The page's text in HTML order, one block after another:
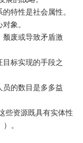
特性是社会属性。
象。
废或导致矛盾激
标实现的手段之
的数目是多多益
些资源既具有实体性
。